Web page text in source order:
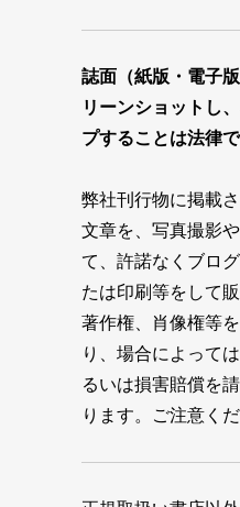
誌面（紙版・電子
リーンショットし
プすることは法律
弊社刊行物に掲載
文章を、写真撮影
て、許諾なくブロ
たは印刷等をして
著作権、肖像権等
り、場合によって
るいは損害賠償を
ります。ご注意くだ